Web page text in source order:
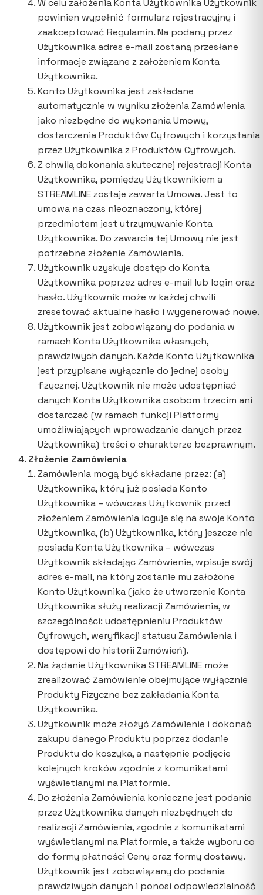
powinien wypełnić formularz rejestracyjny i
zaakceptować Regulamin. Na podany przez
Użytkownika adres e-mail zostaną przesłane
informacje związane z założeniem Konta
Użytkownika.
Konto Użytkownika jest zakładane
automatycznie w wyniku złożenia Zamówienia
jako niezbędne do wykonania Umowy,
dostarczenia Produktów Cyfrowych i korzystania
przez Użytkownika z Produktów Cyfrowych.
Z chwilą dokonania skutecznej rejestracji Konta
Użytkownika, pomiędzy Użytkownikiem a
STREAMLINE zostaje zawarta Umowa. Jest to
umowa na czas nieoznaczony, której
przedmiotem jest utrzymywanie Konta
Użytkownika. Do zawarcia tej Umowy nie jest
potrzebne złożenie Zamówienia.
Użytkownik uzyskuje dostęp do Konta
Użytkownika poprzez adres e-mail lub login oraz
hasło. Użytkownik może w każdej chwili
zresetować aktualne hasło i wygenerować nowe.
Użytkownik jest zobowiązany do podania w
ramach Konta Użytkownika własnych,
prawdziwych danych. Każde Konto Użytkownika
jest przypisane wyłącznie do jednej osoby
fizycznej. Użytkownik nie może udostępniać
danych Konta Użytkownika osobom trzecim ani
dostarczać (w ramach funkcji Platformy
umożliwiających wprowadzanie danych przez
Użytkownika) treści o charakterze bezprawnym.
Złożenie Zamówienia
Zamówienia mogą być składane przez: (a)
Użytkownika, który już posiada Konto
Użytkownika – wówczas Użytkownik przed
złożeniem Zamówienia loguje się na swoje Konto
Użytkownika, (b) Użytkownika, który jeszcze nie
posiada Konta Użytkownika – wówczas
Użytkownik składając Zamówienie, wpisuje swój
adres e-mail, na który zostanie mu założone
Konto Użytkownika (jako że utworzenie Konta
Użytkownika służy realizacji Zamówienia, w
szczególności: udostępnieniu Produktów
Cyfrowych, weryfikacji statusu Zamówienia i
dostępowi do historii Zamówień).
Na żądanie Użytkownika STREAMLINE może
zrealizować Zamówienie obejmujące wyłącznie
Produkty Fizyczne bez zakładania Konta
Użytkownika.
Użytkownik może złożyć Zamówienie i dokonać
zakupu danego Produktu poprzez dodanie
Produktu do koszyka, a następnie podjęcie
kolejnych kroków zgodnie z komunikatami
wyświetlanymi na Platformie.
Do złożenia Zamówienia konieczne jest podanie
przez Użytkownika danych niezbędnych do
realizacji Zamówienia, zgodnie z komunikatami
wyświetlanymi na Platformie, a także wyboru co
do formy płatności Ceny oraz formy dostawy.
Użytkownik jest zobowiązany do podania
prawdziwych danych i ponosi odpowiedzialność